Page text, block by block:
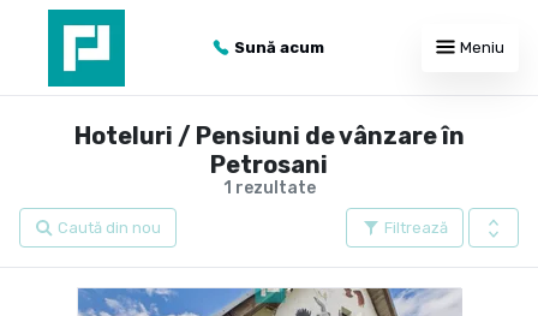
Sună acum Meniu
1 rezultate
Hoteluri / Pensiuni de vânzare în
Petrosani
Filtrează
Caută din nou